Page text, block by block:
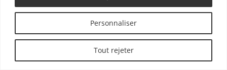
Personnaliser
Tout rejeter
Elle apporte une bouteille de vin
Amener: Strictement réservé aux êtres
animés. Il signifie mener ou conduire un
être vivant vers un lieu ou une